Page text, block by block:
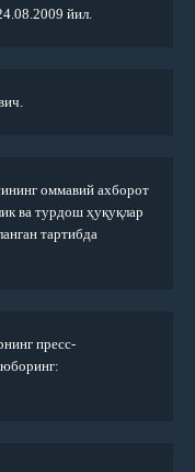
йил.
оммавий ахборот
ва турдош ҳуқуқлар
тартибда
пресс-
юборинг: